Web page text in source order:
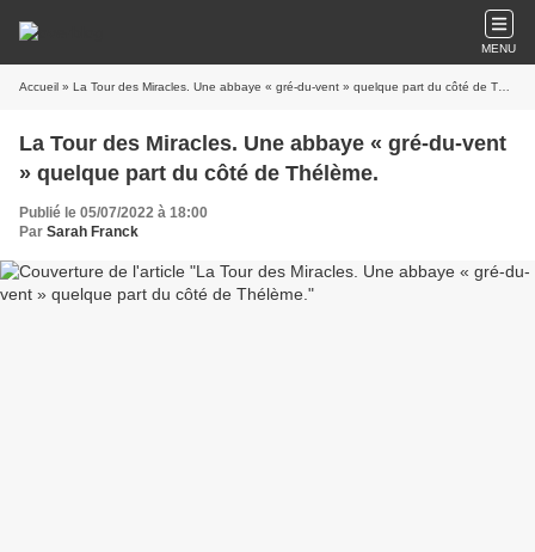
MENU
Accueil » La Tour des Miracles. Une abbaye « gré-du-vent » quelque part du côté de Thélème.
La Tour des Miracles. Une abbaye « gré-du-vent
» quelque part du côté de Thélème.
Publié le 05/07/2022 à 18:00
Par Sarah Franck